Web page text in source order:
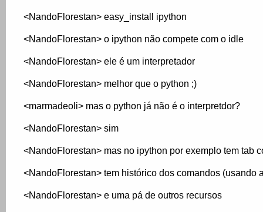
<NandoFlorestan> easy_install ipython
<NandoFlorestan> o ipython não compete com o idle
<NandoFlorestan> ele é um interpretador
<NandoFlorestan> melhor que o python ;)
<marmadeoli> mas o python já não é o interpretdor?
<NandoFlorestan> sim
<NandoFlorestan> mas no ipython por exemplo tem tab
<NandoFlorestan> tem histórico dos comandos (usando
<NandoFlorestan> e uma pá de outros recursos